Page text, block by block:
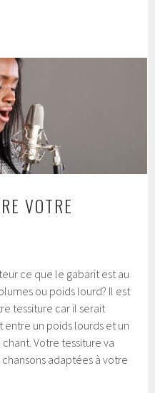
VOTRE
ce que le gabarit est au
ou poids lourd? Il est
tessiture car il serait
un poids lourds et un
Votre tessiture va
adaptées à votre